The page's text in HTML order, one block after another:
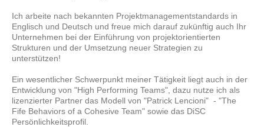
Ich arbeite nach bekannten Projektmanagementstandards in
Englisch und Deutsch und freue mich darauf zukünftig auch Ihr
Unternehmen bei der Einführung von projektorientierten
Strukturen und der Umsetzung neuer Strategien zu
unterstützen!
Ein wesentlicher Schwerpunkt meiner Tätigkeit liegt auch in der
Entwicklung von "High Performing Teams", dazu nutze ich als
lizenzierter Partner das Modell von "Patrick Lencioni" - "The
Fife Behaviors of a Cohesive Team" sowie das DiSC
Persönlichkeitsprofil.